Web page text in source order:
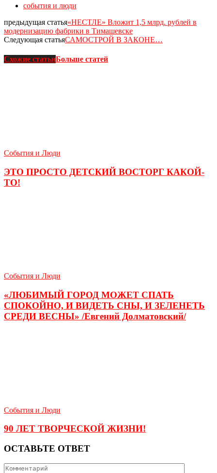
события и люди
предыдущая статья«НЕСТЛЕ» Вложит 1,5 млрд. рублей в
модернизацию фабрики в Тимашевске
Следующая статьяСАМОСТРОЙ В ЗАКОНЕ…
Схожие статьиБольше статей
События и Люди
ЭТО ПРОСТО ДЕТСКИЙ ВОСТОРГ КАКОЙ-
ТО!
События и Люди
«ЛЮБИМЫЙ ГОРОД МОЖЕТ СПАТЬ
СПОКОЙНО, И ВИДЕТЬ СНЫ, И ЗЕЛЕНЕТЬ
СРЕДИ ВЕСНЫ» /Евгений Долматовский/
События и Люди
90 ЛЕТ ТВОРЧЕСКОЙ ЖИЗНИ!
ОСТАВЬТЕ ОТВЕТ